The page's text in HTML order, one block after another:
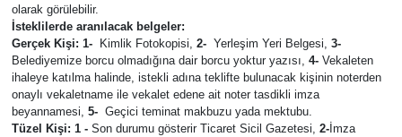
olarak görülebilir.
İsteklilerde aranılacak belgeler:
Gerçek Kişi: 1-Kimlik Fotokopisi, 2-Yerleşim Yeri Belgesi, 3-
Belediyemize borcu olmadığına dair borcu yoktur yazısı, 4-Vekaleten
ihaleye katılma halinde, istekli adına teklifte bulunacak kişinin noterden
onaylı vekaletname ile vekalet edene ait noter tasdikli imza
beyannamesi, 5-Geçici teminat makbuzu yada mektubu.
Tüzel Kişi: 1 - Son durumu gösterir Ticaret Sicil Gazetesi, 2-İmza